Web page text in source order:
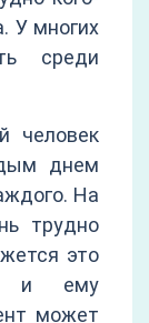
У многих
среди
человек
днем
На
трудно
это
и ему
может